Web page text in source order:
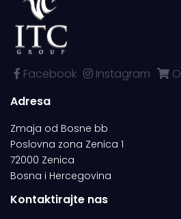
Facebook Instagram
Adresa
Zmaja od Bosne bb
Poslovna zona Zenica 1
72000 Zenica
Bosna i Hercegovina
Kontaktirajte nas